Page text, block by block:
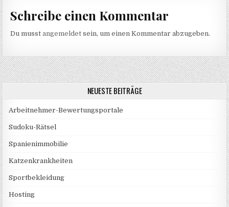
Schreibe einen Kommentar
Du musstangemeldet sein, um einen Kommentar abzugeben.
NEUESTE BEITRÄGE
Arbeitnehmer-Bewertungsportale
Sudoku-Rätsel
Spanienimmobilie
Katzenkrankheiten
Sportbekleidung
Hosting